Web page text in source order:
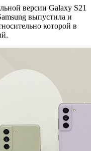
версии Galaxy S21
выпустила и
которой в